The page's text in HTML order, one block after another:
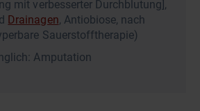
mit verbesserter Durchblutung],
Drainagen, Antiobiose, nach
Sauerstofftherapie)
Amputation